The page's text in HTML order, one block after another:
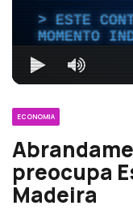
ESTE
MOMENTO
ECONOMIA
preocupa
Madeira